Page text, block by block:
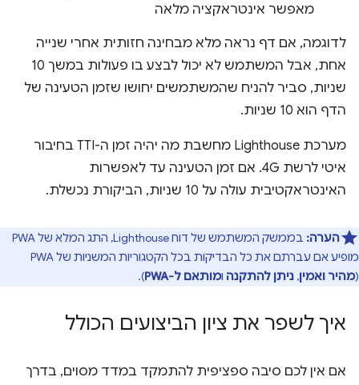
מאפשר אינטראקציה מלאה
לדוגמה, אם דף נראה מלא מבחינה חזותית אחרי שנייה
אחת, אבל המשתמש לא יכול לבצע בו פעולות במשך 10
שניות, סביר להניח שהמשתמשים יחושו שזמן הטעינה של
הדף הוא 10 שניות.
מערכת Lighthouse מחשבת מה יהיה זמן ה-TTI בחיבור
איטי לרשת 4G. אם זמן הטעינה עד לאפשרות
האינטראקטיבית עולה על 10 שניות, הביקורת נכשלת.
הערה:
בממשק המשתמש של דוח Lighthouse, התג המלא של PWA
מופיע אם עברתם את כל הבדיקות בכל הקטגוריות המשניות של PWA
(מהיר ואמין, ניתן להתקנה ומותאם ל-PWA ).
איך לשפר את ציון הביצועים הכולל
אם אין לכם סיבה ספציפית להתמקד במדד מסוים, בדרך